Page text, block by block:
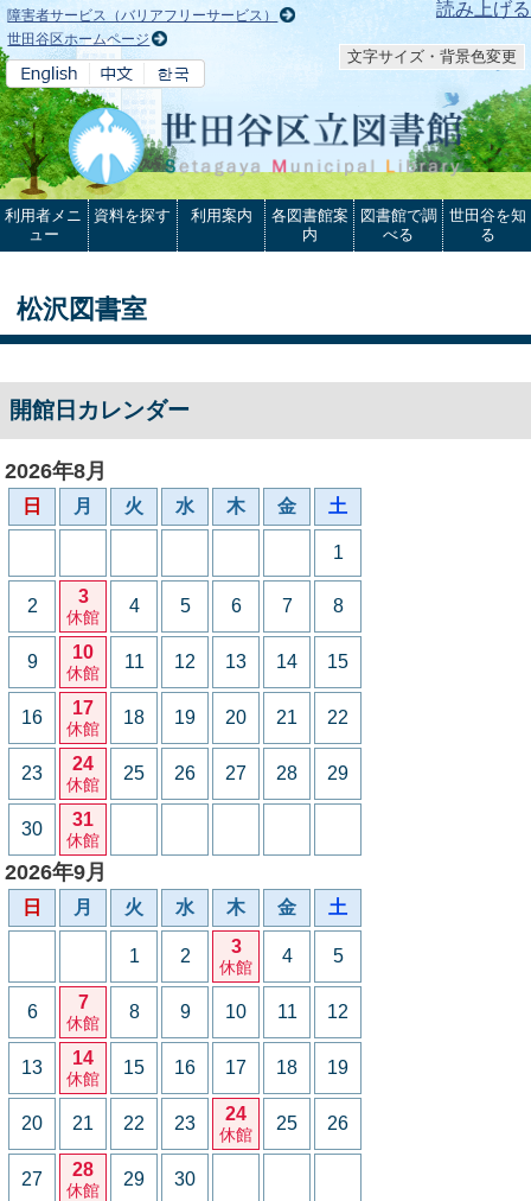
本文へ 読み上げる
障害者サービス（バリアフリーサービス）
世田谷区ホームページ
文字サイズ・背景色変更
利用者メニ
ュー
資料を探す 利用案内
各図書館案
内
図書館で調
べる
世田谷を知
る
松沢図書室
開館日カレンダー
2026年8月
日 月 火 水 木 金 土
1
2 3
休館
4 5 6 7 8
9 10
休館
11 12 13 14 15
16 17
休館
18 19 20 21 22
23 24
休館
25 26 27 28 29
30 31
休館
2026年9月
日 月 火 水 木 金 土
1 2 3
休館
4 5
6 7
休館
8 9 10 11 12
13 14
休館
15 16 17 18 19
20 21 22 23 24
休館
25 26
27 28
休館
29 30